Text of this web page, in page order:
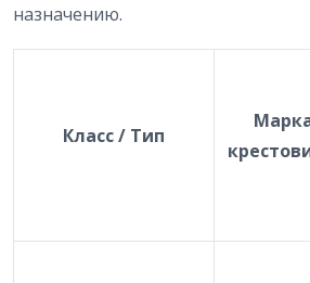
назначению.
Класс / Тип